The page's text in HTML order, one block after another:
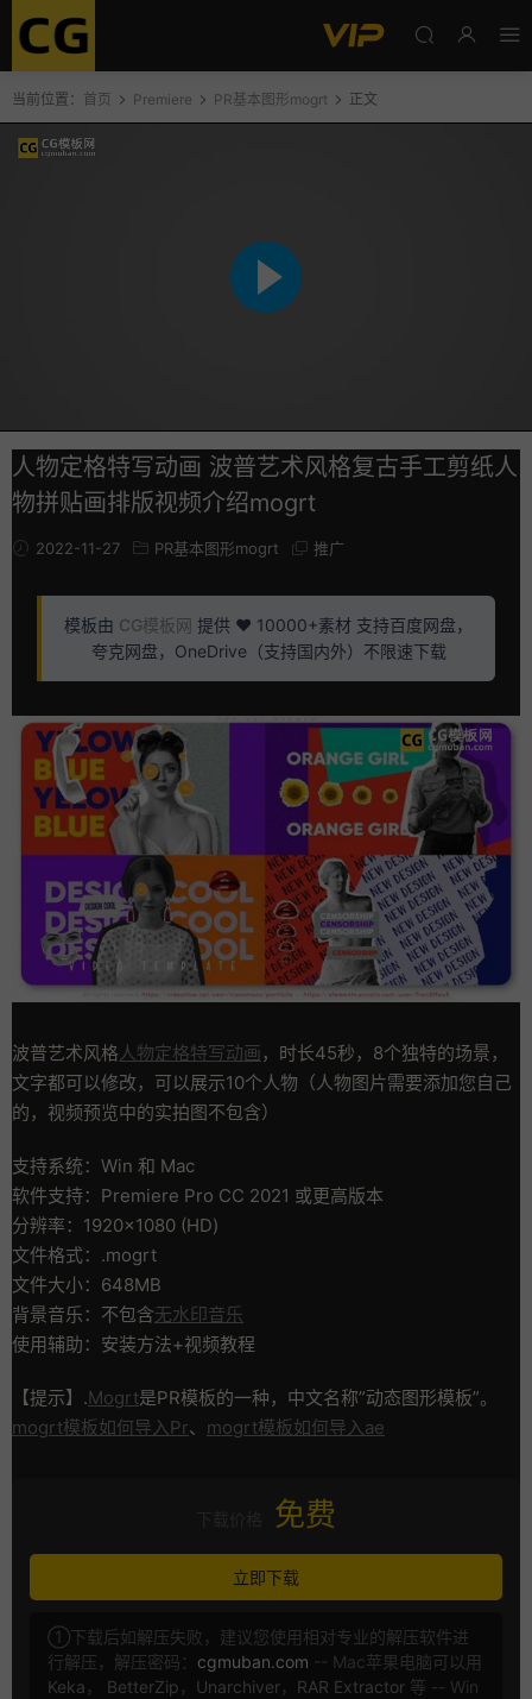
当前位置： 首页 Premiere PR基本图形mogrt 正文
人物定格特写动画 波普艺术风格复古手工剪纸人
物拼贴画排版视频介绍mogrt
2022-11-27 PR基本图形mogrt 推广
模板由 CG模板网 提供 ❤️ 10000+素材 支持百度网盘，
夸克网盘，OneDrive（支持国内外）不限速下载
波普艺术风格 人物定格特写动画 ，时长45秒，8个独特的场景，
文字都可以修改，可以展示10个人物（人物图片需要添加您自己
的，视频预览中的实拍图不包含）
支持系统：Win 和 Mac
软件支持：Premiere Pro CC 2021 或更高版本
分辨率：1920×1080 (HD)
文件格式：.mogrt
文件大小：648MB
背景音乐：不包含无水印音乐
使用辅助：安装方法+视频教程
【提示】.Mogrt是PR模板的一种，中文名称”动态图形模板”。
mogrt模板如何导入Pr、 mogrt模板如何导入ae
免费
立即下载
①下载后如解压失败，建议您使用相对专业的解压软件进
行解压，解压密码： cgmuban.com -- Mac苹果电脑可以用
Keka ， BetterZip ， Unarchiver， RAR Extractor 等 -- Win